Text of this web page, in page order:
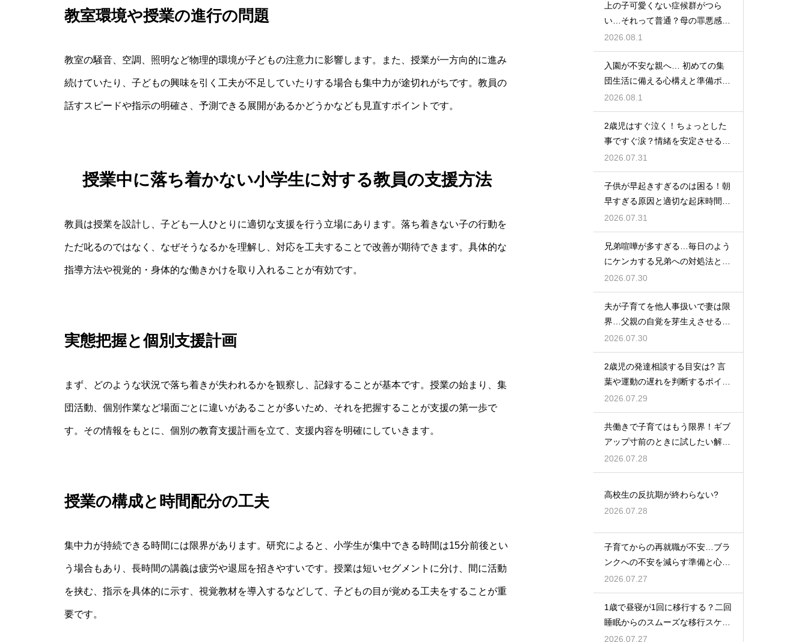
教室環境や授業の進行の問題
教室の騒音、空調、照明など物理的環境が子どもの注意力に影響します。また、授業が一方向的に進み
続けていたり、子どもの興味を引く工夫が不足していたりする場合も集中力が途切れがちです。教員の
話すスピードや指示の明確さ、予測できる展開があるかどうかなども見直すポイントです。
授業中に落ち着かない小学生に対する教員の支援方法
教員は授業を設計し、子ども一人ひとりに適切な支援を行う立場にあります。落ち着きない子の行動を
ただ叱るのではなく、なぜそうなるかを理解し、対応を工夫することで改善が期待できます。具体的な
指導方法や視覚的・身体的な働きかけを取り入れることが有効です。
実態把握と個別支援計画
まず、どのような状況で落ち着きが失われるかを観察し、記録することが基本です。授業の始まり、集
団活動、個別作業など場面ごとに違いがあることが多いため、それを把握することが支援の第一歩で
す。その情報をもとに、個別の教育支援計画を立て、支援内容を明確にしていきます。
授業の構成と時間配分の工夫
集中力が持続できる時間には限界があります。研究によると、小学生が集中できる時間は15分前後とい
う場合もあり、長時間の講義は疲労や退屈を招きやすいです。授業は短いセグメントに分け、間に活動
を挟む、指示を具体的に示す、視覚教材を導入するなどして、子どもの目が覚める工夫をすることが重
要です。
上の子可愛くない症候群がつら
い…それって普通？母の罪悪感を
和らげる対処法
2026.08.1
入園が不安な親へ… 初めての集
団生活に備える心構えと準備ポイ
ントを紹介
2026.08.1
2歳児はすぐ泣く！ちょっとした
事ですぐ涙？情緒を安定させる関
わり方
2026.07.31
子供が早起きすぎるのは困る！朝
早すぎる原因と適切な起床時間へ
の調整法
2026.07.31
兄弟喧嘩が多すぎる…毎日のよう
にケンカする兄弟への対処法と仲
直りさせるコツ
2026.07.30
夫が子育てを他人事扱いで妻は限
界…父親の自覚を芽生えさせるカ
ギは夫婦の会話にあり
2026.07.30
2歳児の発達相談する目安は? 言
葉や運動の遅れを判断するポイン
トを紹介
2026.07.29
共働きで子育てはもう限界！ギブ
アップ寸前のときに試したい解決
策
2026.07.28
高校生の反抗期が終わらない?
2026.07.28
子育てからの再就職が不安…ブラ
ンクへの不安を減らす準備と心構
えを解説
2026.07.27
1歳で昼寝が1回に移行する？二回
睡眠からのスムーズな移行スケジ
ュール
2026.07.27